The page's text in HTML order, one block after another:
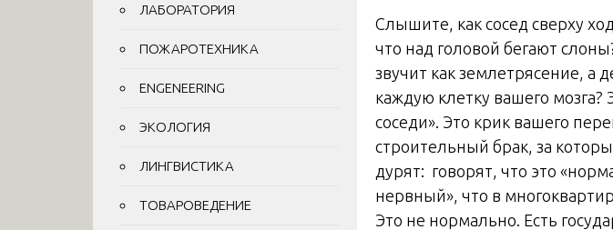
Слышите, как сосед сверху
что над головой бегают
звучит как землетрясение, а
каждую клетку вашего
соседи». Это крик вашего
строительный брак, за
дурят: говорят, что это
нервный», что в
Это не нормально. Есть
ЛАБОРАТОРИЯ
ПОЖАРОТЕХНИКА
ENGENEERING
ЭКОЛОГИЯ
ЛИНГВИСТИКА
ТОВАРОВЕДЕНИЕ